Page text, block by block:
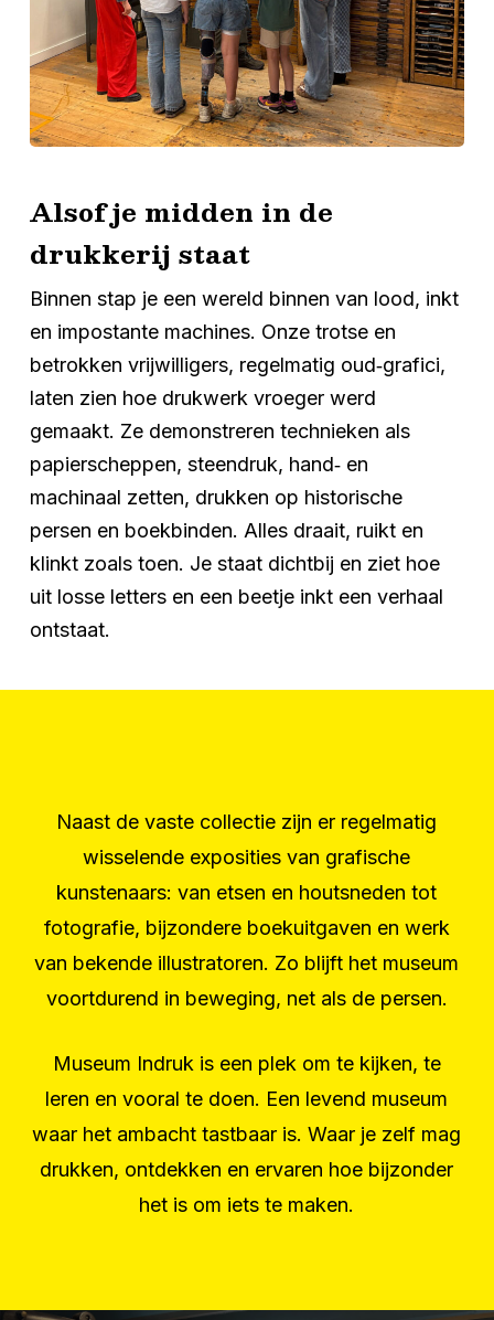
Alsof je midden in de
drukkerij staat
Binnen stap je een wereld binnen van lood, inkt
en impostante machines. Onze trotse en
betrokken vrijwilligers, regelmatig oud‑grafici,
laten zien hoe drukwerk vroeger werd
gemaakt. Ze demonstreren technieken als
papierscheppen, steendruk, hand‑ en
machinaal zetten, drukken op historische
persen en boekbinden. Alles draait, ruikt en
klinkt zoals toen. Je staat dichtbij en ziet hoe
uit losse letters en een beetje inkt een verhaal
ontstaat.
Naast de vaste collectie zijn er regelmatig
wisselende exposities van grafische
kunstenaars: van etsen en houtsneden tot
fotografie, bijzondere boekuitgaven en werk
van bekende illustratoren. Zo blijft het museum
voortdurend in beweging, net als de persen.
Museum Indruk is een plek om te kijken, te
leren en vooral te doen. Een levend museum
waar het ambacht tastbaar is. Waar je zelf mag
drukken, ontdekken en ervaren hoe bijzonder
het is om iets te maken.